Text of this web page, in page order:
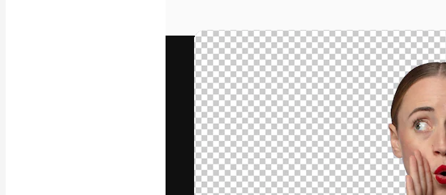
Vídeos
Clipes de vídeo
Animações
Modelos de vídeos
Ícones
Modelos 3D
Fontes
A plataforma criativa para você direcionar
seu melhor trabalho. Mais de 1 milhão de
assinantes entre criativos, empresas,
agências e estúdios.
Português